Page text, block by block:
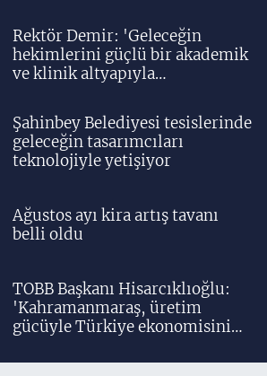
Rektör Demir: 'Geleceğin
hekimlerini güçlü bir akademik
ve klinik altyapıyla
Şahinbey Belediyesi tesislerinde
geleceğin tasarımcıları
teknolojiyle yetişiyor
Ağustos ayı kira artış tavanı
belli oldu
TOBB Başkanı Hisarcıklıoğlu:
'Kahramanmaraş, üretim
gücüyle Türkiye ekonomisinin
birisidir'